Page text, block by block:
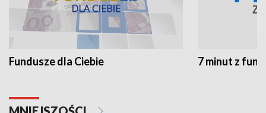
Fundusze dla Ciebie 7 minut z